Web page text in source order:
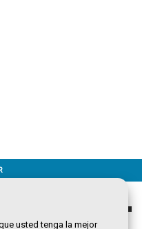
usted tenga la mejor